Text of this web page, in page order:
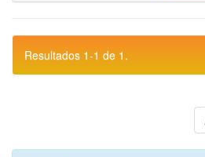
Resultados 1-1 de 1.